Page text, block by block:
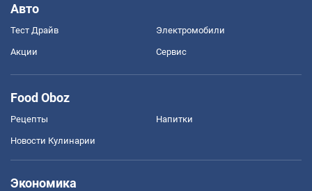
Авто
Тест Драйв Электромобили
Акции Сервис
Food Oboz
Рецепты Напитки
Новости Кулинарии
Экономика